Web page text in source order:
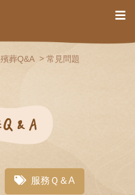
殯葬Q&A 常見問題
服務Ｑ＆A